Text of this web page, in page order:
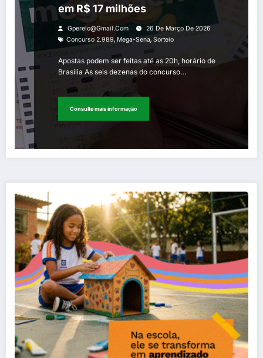
em R$ 17 milhões
Gperelo@gmail.com
26 De Março De 2026
Concurso 2.989,Mega-Sena, Sorteio
Apostas podem ser feitas até as 20h, horário de
Brasília As seis dezenas do concurso…
Consulte mais informação